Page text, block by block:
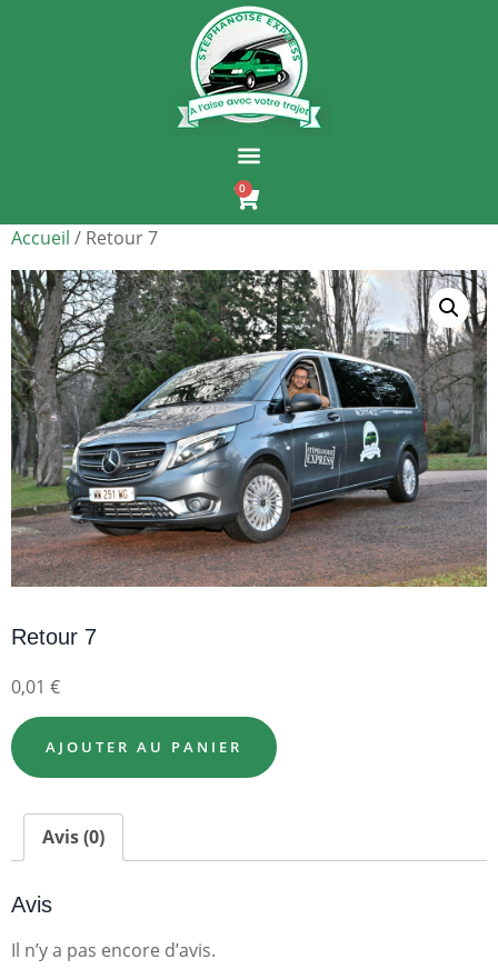
0
Accueil / Retour 7
Retour 7
0,01 €
AJOUTER AU PANIER
Avis (0)
Avis
Il n’y a pas encore d’avis.